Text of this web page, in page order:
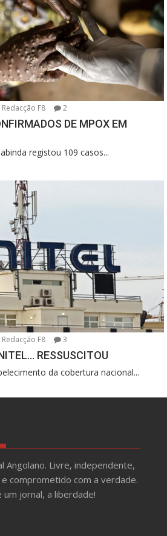
Redacção F8 2
DE MPOX EM
registou 109 casos...
Redacção F8 3
RESSUSCITOU
da cobertura nacional...
Angolano. Livre, independente,
comprometido com a verdade.
um jornal, a liberdade!